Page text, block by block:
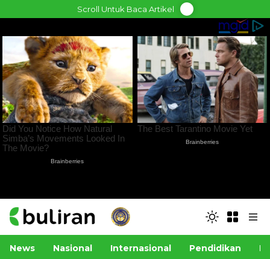
to
Scroll Untuk Baca Artikel
News Nasional Internasional Pendidikan